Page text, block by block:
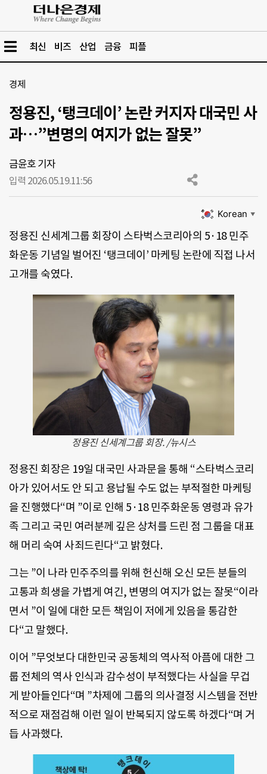
최신 비즈 산업 금융 피플
경제
정용진, ‘탱크데이’ 논란 커지자 대국민 사
과…”변명의 여지가 없는 잘못”
금윤호 기자
입력 2026.05.19.11:56
Korean ▼
정용진 신세계그룹 회장이 스타벅스코리아의 5·18 민주
화운동 기념일 벌어진 ‘탱크데이’ 마케팅 논란에 직접 나서
고개를 숙였다.
정용진 신세계그룹 회장. /뉴시스
정용진 회장은 19일 대국민 사과문을 통해 “스타벅스코리
아가 있어서도 안 되고 용납될 수도 없는 부적절한 마케팅
을 진행했다“며 ”이로 인해 5·18 민주화운동 영령과 유가
족 그리고 국민 여러분께 깊은 상처를 드린 점 그룹을 대표
해 머리 숙여 사죄드린다“고 밝혔다.
그는 ”이 나라 민주주의를 위해 헌신해 오신 모든 분들의
고통과 희생을 가볍게 여긴, 변명의 여지가 없는 잘못“이라
면서 ”이 일에 대한 모든 책임이 저에게 있음을 통감한
다“고 말했다.
이어 ”무엇보다 대한민국 공동체의 역사적 아픔에 대한 그
룹 전체의 역사 인식과 감수성이 부적했다는 사실을 무겁
게 받아들인다“며 ”차제에 그룹의 의사결정 시스템을 전반
적으로 재점검해 이런 일이 반복되지 않도록 하겠다“며 거
듭 사과했다.